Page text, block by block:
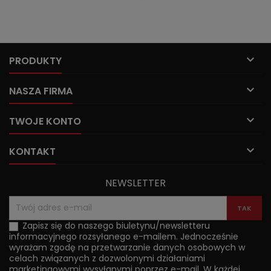
PRODUKTY 
NASZA FIRMA 
TWOJE KONTO 
KONTAKT 
NEWSLETTER
Zapisz się do naszego biuletynu/newsletteru
informacyjnego rozsyłanego e-mailem. Jednocześnie
wyrażam zgodę na przetwarzanie danych osobowych w
celach związanych z dozwolonymi działaniami